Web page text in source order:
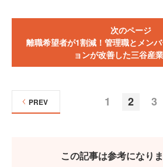
次のページ
離職希望者が1割減！管理職とメン
ョンが改善した三谷産
1 2 3
PREV
この記事は参考になり